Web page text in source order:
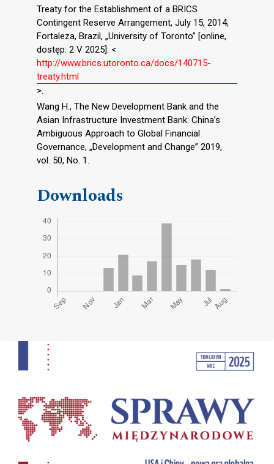
Treaty for the Establishment of a BRICS
Contingent Reserve Arrangement, July 15, 2014,
Fortaleza, Brazil, „University of Toronto” [online,
dostęp: 2 V 2025]: <
http://www.brics.utoronto.ca/docs/140715-
treaty.html
>.
Wang H., The New Development Bank and the
Asian Infrastructure Investment Bank: China’s
Ambiguous Approach to Global Financial
Governance, „Development and Change” 2019,
vol. 50, No. 1.
Downloads
Cover image